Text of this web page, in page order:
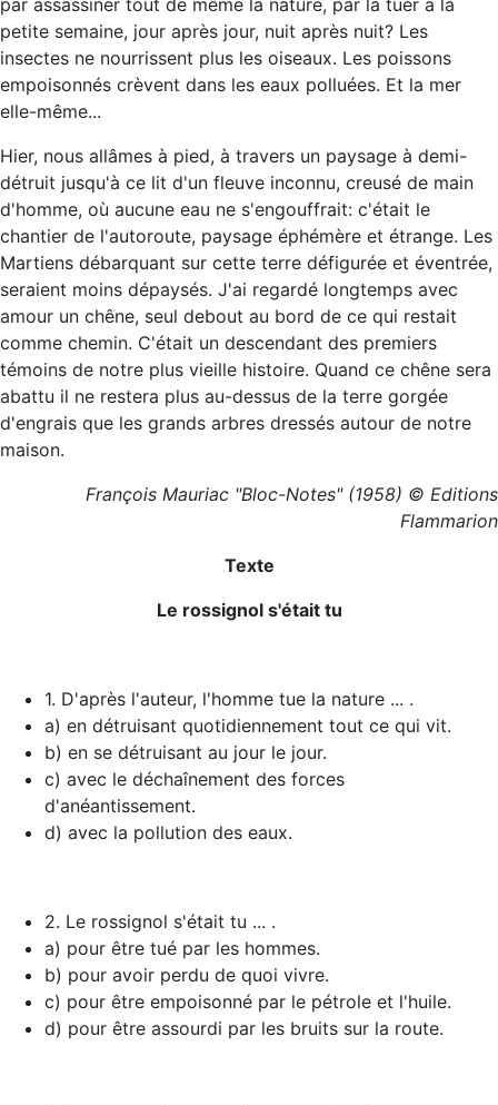
par assassiner tout de même la nature, par la tuer à la
petite semaine, jour après jour, nuit après nuit? Les
insectes ne nourrissent plus les oiseaux. Les poissons
empoisonnés crèvent dans les eaux polluées. Et la mer
elle-même...
Hier, nous allâmes à pied, à travers un paysage à demi-
détruit jusqu'à ce lit d'un fleuve inconnu, creusé de main
d'homme, où aucune eau ne s'engouffrait: c'était le
chantier de l'autoroute, paysage éphémère et étrange. Les
Martiens débarquant sur cette terre défigurée et éventrée,
seraient moins dépaysés. J'ai regardé longtemps avec
amour un chêne, seul debout au bord de ce qui restait
comme chemin. C'était un descendant des premiers
témoins de notre plus vieille histoire. Quand ce chêne sera
abattu il ne restera plus au-dessus de la terre gorgée
d'engrais que les grands arbres dressés autour de notre
maison.
François Mauriac "Bloc-Notes" (1958) © Editions
Flammarion
Texte
Le rossignol s'était tu
1. D'après l'auteur, l'homme tue la nature ... .
a) en détruisant quotidiennement tout ce qui vit.
b) en se détruisant au jour le jour.
c) avec le déchaînement des forces
d'anéantissement.
d) avec la pollution des eaux.
2. Le rossignol s'était tu ... .
a) pour être tué par les hommes.
b) pour avoir perdu de quoi vivre.
c) pour être empoisonné par le pétrole et l'huile.
d) pour être assourdi par les bruits sur la route.